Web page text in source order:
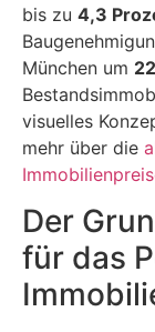
bis zu 4,3
München um
visuelles
mehr über die
Der
für das